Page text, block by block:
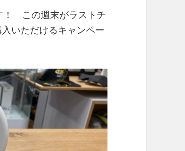
！ この週末がラストチ
いただけるキャンペー